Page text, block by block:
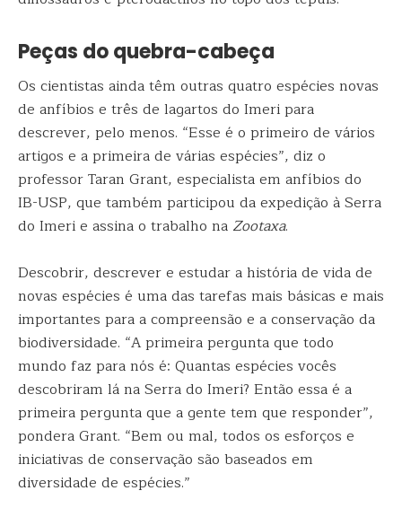
Peças do quebra-cabeça
Os cientistas ainda têm outras quatro espécies novas
de anfíbios e três de lagartos do Imeri para
descrever, pelo menos. “Esse é o primeiro de vários
artigos e a primeira de várias espécies”, diz o
professor Taran Grant, especialista em anfíbios do
IB-USP, que também participou da expedição à Serra
do Imeri e assina o trabalho na Zootaxa.
Descobrir, descrever e estudar a história de vida de
novas espécies é uma das tarefas mais básicas e mais
importantes para a compreensão e a conservação da
biodiversidade. “A primeira pergunta que todo
mundo faz para nós é: Quantas espécies vocês
descobriram lá na Serra do Imeri? Então essa é a
primeira pergunta que a gente tem que responder”,
pondera Grant. “Bem ou mal, todos os esforços e
iniciativas de conservação são baseados em
diversidade de espécies.”